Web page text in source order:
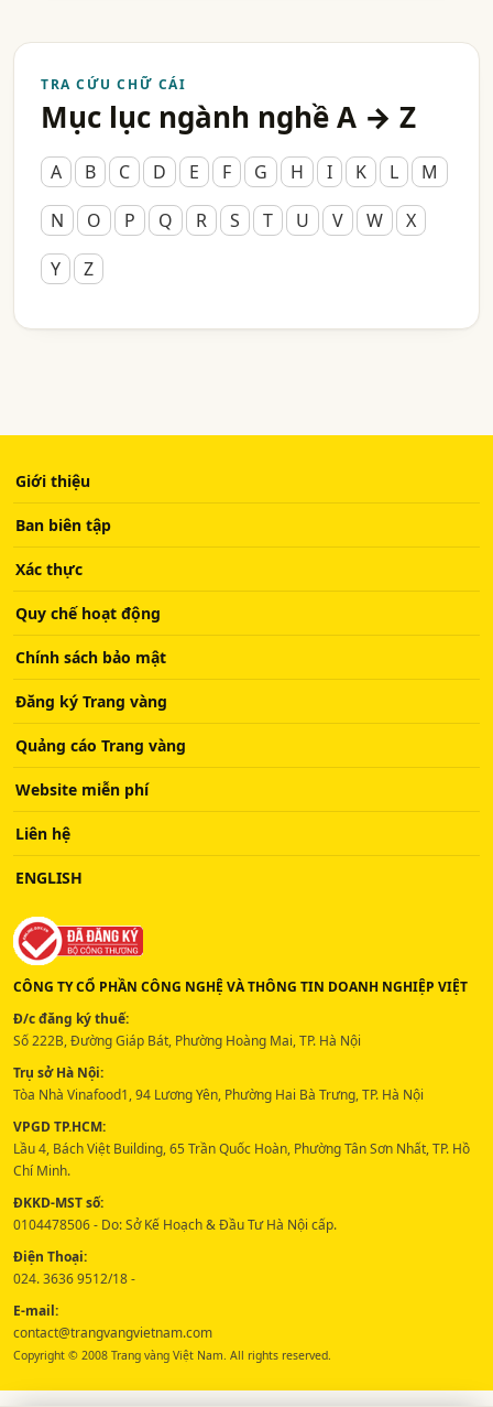
TRA CỨU CHỮ CÁI
Mục lục ngành nghề A → Z
A B C D E F G H I K L
M
N
O P Q R S T U V W
X
Y
Z
Giới thiệu
Ban biên tập
Xác thực
Quy chế hoạt động
Chính sách bảo mật
Đăng ký Trang vàng
Quảng cáo Trang vàng
Website miễn phí
Liên hệ
ENGLISH
CÔNG TY CỔ PHẦN CÔNG NGHỆ VÀ THÔNG TIN DOANH NGHIỆP VIỆT
Đ/c đăng ký thuế:
Số 222B, Đường Giáp Bát, Phường Hoàng Mai, TP. Hà Nội
Trụ sở Hà Nội:
Tòa Nhà Vinafood1, 94 Lương Yên, Phường Hai Bà Trưng, TP. Hà Nội
VPGD TP.HCM:
Lầu 4, Bách Việt Building, 65 Trần Quốc Hoàn, Phường Tân Sơn Nhất, TP. Hồ
Chí Minh.
ĐKKD-MST số:
0104478506 - Do: Sở Kế Hoạch & Đầu Tư Hà Nội cấp.
Điện Thoại:
024. 3636 9512/18 -
E-mail:
contact@trangvangvietnam.com
Copyright © 2008 Trang vàng Việt Nam. All rights reserved.